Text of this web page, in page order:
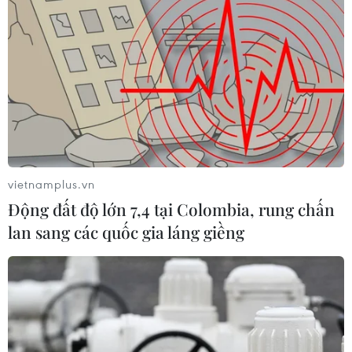
22/01/2018 12:31
Ngày 22/1, quân đội Thổ Nhĩ Kỳ đã mở rộng chiến dịch
quân sự tại quận Afrin ở phía Tây Bắc Syria bằng việc
tiến hành một chiến dịch tấn công mới tại thành phố
Azaz, phía Đông Afrin.
vietnamplus.vn
Động đất độ lớn 7,4 tại Colombia, rung chấn
lan sang các quốc gia láng giềng